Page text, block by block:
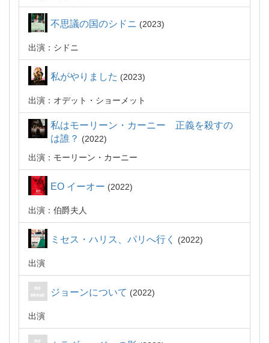
不思議の国のシドニ 2023
出演：シドニ
私がやりました 2023
出演：オデット・ショーメット
私はモーリーン・カーニー 正義を殺すの
は誰？
2022
出演：モーリーン・カーニー
EO イーオー 2022
出演：伯爵夫人
ミセス・ハリス、パリへ行く 2022
出演
ジョーンについて 2022
出演